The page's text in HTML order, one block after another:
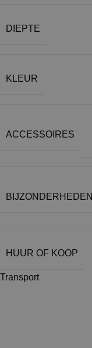
DIEPTE
KLEUR
ACCESSOIRES
BIJZONDERHEDEN
HUUR OF KOOP
Transport